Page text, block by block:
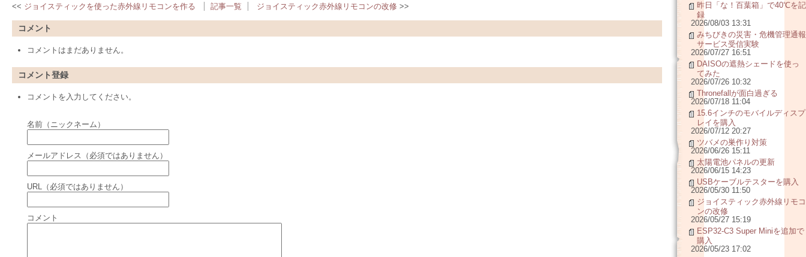
ジョイスティックを使った赤外線リモコンを作る 記事一覧 ジョイスティック赤外線リモコンの改修
コメント
コメントはまだありません。
コメント登録
コメントを入力してください。
名前（ニックネーム）
メールアドレス（必須ではありません）
URL（必須ではありません）
コメント
昨日「な！百葉箱」で40℃を記
録
2026/08/03 13:31
みちびきの災害・危機管理通報
サービス受信実験
2026/07/27 16:51
DAISOの遮熱シェードを使っ
てみた
2026/07/26 10:32
Thronefallが面白過ぎる
2026/07/18 11:04
15.6インチのモバイルディスプ
レイを購入
2026/07/12 20:27
ツバメの巣作り対策
2026/06/26 15:11
太陽電池パネルの更新
2026/06/15 14:23
USBケーブルテスターを購入
2026/05/30 11:50
ジョイスティック赤外線リモコ
ンの改修
2026/05/27 15:19
ESP32-C3 Super Miniを追加で
購入
2026/05/23 17:02